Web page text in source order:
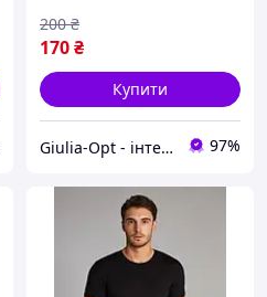
170₴
200 ₴
Купити
Giulia-Opt - інтернет-магазин жіночих колготок 97%